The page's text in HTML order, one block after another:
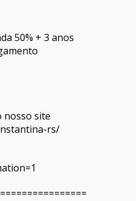
50% + 3 anos
nosso site
rs/